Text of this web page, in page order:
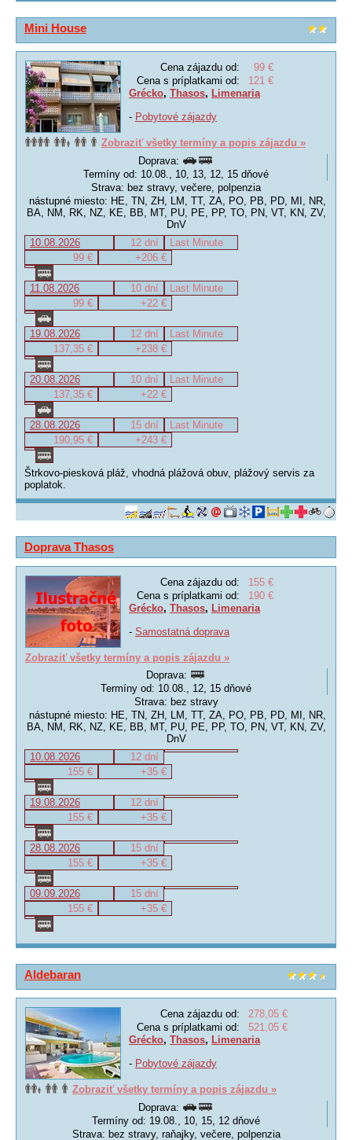
Mini House
Cena zájazdu od:
99 €
Cena s príplatkami od:
121 €
Grécko, Thasos, Limenaria
- Pobytové zájazdy
Zobraziť všetky termíny a popis zájazdu »
Doprava:
Termíny od: 10.08., 10, 13, 12, 15 dňové
Strava: bez stravy, večere, polpenzia
nástupné miesto: HE, TN, ZH, LM, TT, ZA, PO, PB, PD, MI, NR,
BA, NM, RK, NZ, KE, BB, MT, PU, PE, PP, TO, PN, VT, KN, ZV,
DnV
10.08.2026
12 dní
Last Minute
99 €
+206 €
11.08.2026 10 dní
Last Minute
99 €
+22 €
19.08.2026 12 dní
Last Minute
137,35 €
+238 €
20.08.2026 10 dní
Last Minute
137,35 €
+22 €
28.08.2026 15 dní
Last Minute
190,95 €
+243 €
Štrkovo-piesková pláž, vhodná plážová obuv, plážový servis za
poplatok.
Doprava Thasos
Cena zájazdu od:
155 €
Cena s príplatkami od:
190 €
Grécko, Thasos, Limenaria
- Samostatná doprava
Zobraziť všetky termíny a popis zájazdu »
Doprava:
Termíny od: 10.08., 12, 15 dňové
Strava: bez stravy
nástupné miesto: HE, TN, ZH, LM, TT, ZA, PO, PB, PD, MI, NR,
BA, NM, RK, NZ, KE, BB, MT, PU, PE, PP, TO, PN, VT, KN, ZV,
DnV
10.08.2026
12 dní
155 €
+35 €
19.08.2026
12 dní
155 €
+35 €
28.08.2026
15 dní
155 €
+35 €
09.09.2026
15 dní
155 €
+35 €
Aldebaran
Cena zájazdu od:
278,05 €
Cena s príplatkami od:
521,05 €
Grécko, Thasos, Limenaria
- Pobytové zájazdy
Zobraziť všetky termíny a popis zájazdu »
Doprava:
Termíny od: 19.08., 10, 15, 12 dňové
Strava: bez stravy, raňajky, večere, polpenzia